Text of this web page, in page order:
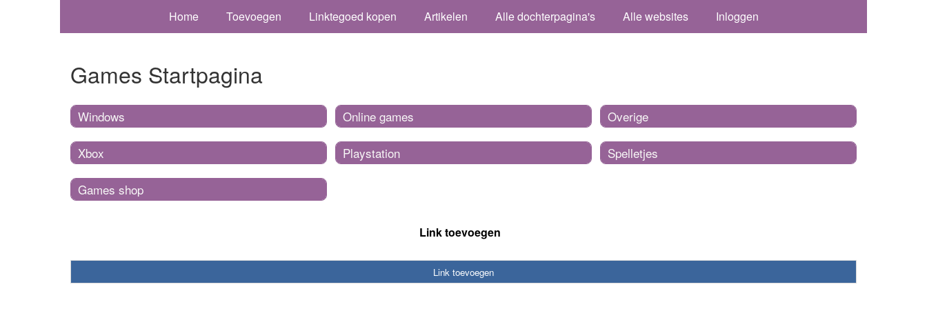
Home Toevoegen Linktegoed kopen Artikelen Alle dochterpagina's Alle websites Inloggen
Games Startpagina
Windows
Xbox
Games shop
Online games
Playstation
Overige
Spelletjes
Link toevoegen
Link toevoegen